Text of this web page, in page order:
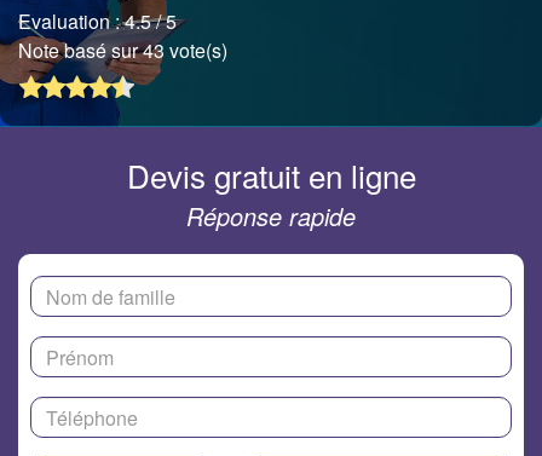
Evaluation :4.5/ 5
Note basé sur 43 vote(s)
Devis gratuit en ligne
Réponse rapide